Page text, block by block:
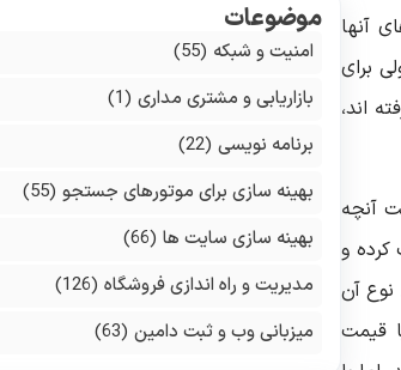
آنها
برای
اند،
آنچه
کرده و
نوع آن
قیمت
موضوعات
امنیت و شبکه (55)
بازاریابی و مشتری مداری (1)
برنامه نویسی (22)
بهینه سازی برای موتورهای جستجو (55)
بهینه سازی سایت ها (66)
مدیریت و راه اندازی فروشگاه (126)
میزبانی وب و ثبت دامین (63)